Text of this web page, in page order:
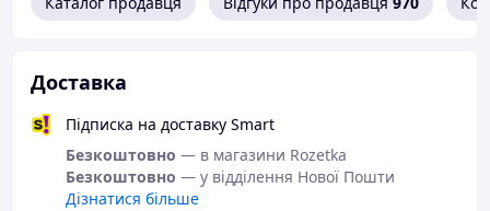
необхідного Вам розміру.
Або задайте запитання на
simashkevichr@ukr.net
Всі товари магазину -->
Доставка
Підписка на доставку Smart
Безкоштовно — в магазини Rozetka
Безкоштовно — у відділення Нової Пошти
Дізнатися більше